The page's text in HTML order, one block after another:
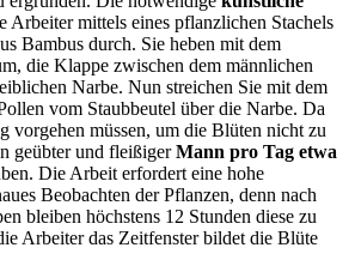
Arbeiter mittels eines pflanzlichen Stachels
Bambus durch. Sie heben mit dem
die Klappe zwischen dem männlichen
Narbe. Nun streichen Sie mit dem
vom Staubbeutel über die Narbe. Da
vorgehen müssen, um die Blüten nicht zu
geübter und fleißigerMann pro Tag etwa
Die Arbeit erfordert eine hohe
Beobachten der Pflanzen, denn nach
bleiben höchstens 12 Stunden diese zu
Arbeiter das Zeitfenster bildet die Blüte